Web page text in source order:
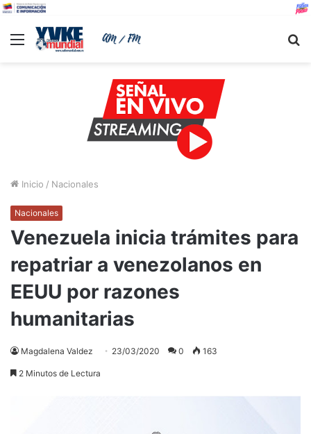
Menu
Inicio / Nacionales
Nacionales
Venezuela inicia trámites para
repatriar a venezolanos en
EEUU por razones
humanitarias
Magdalena Valdez 23/03/2020 0 163
2 Minutos de Lectura